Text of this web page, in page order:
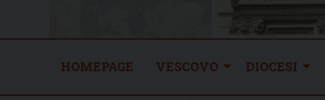
HOMEPAGE VESCOVO DIOCESI